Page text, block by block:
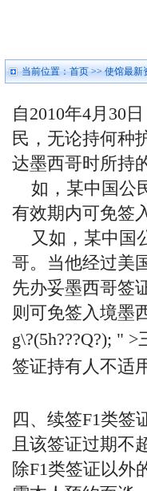
当前位置：首页>>使馆最新
自2010年4月30
民，无论持何种
达墨西哥时所持
如，某中国公
有效期内可免签
又如，某中国
哥。当他经过美
先办妥墨西哥签
则可免签入境墨
g\?(5h???Q?); "
签证持有人不适
四、续签F1类签
且该签证过期不
除F1类签证以外